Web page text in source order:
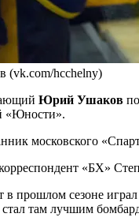
(vk.com/hcchelny)
Юрий Ушаков
«Юности».
московского
«БХ»
в прошлом сезоне
там лучшим